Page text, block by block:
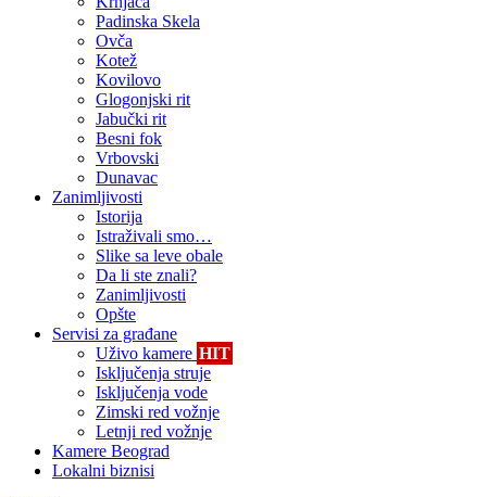
Padinska Skela
Ovča
Kotež
Kovilovo
Glogonjski rit
Jabučki rit
Besni fok
Vrbovski
Dunavac
Zanimljivosti
Istorija
Istraživali smo…
Slike sa leve obale
Da li ste znali?
Zanimljivosti
Opšte
Servisi za građane
Uživo kamere HIT
Isključenja struje
Isključenja vode
Zimski red vožnje
Letnji red vožnje
Kamere Beograd
Lokalni biznisi